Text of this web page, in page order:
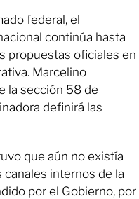
federal, el
continúa hasta
propuestas oficiales en
Marcelino
la sección 58 de
definirá las
que aún no existía
internos de la
por el Gobierno, por